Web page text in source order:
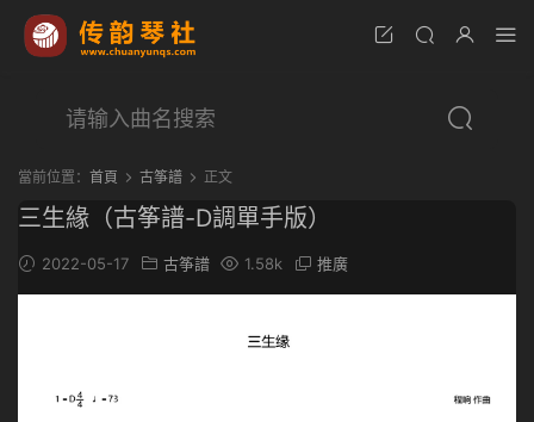
當前位置： 首頁 古筝譜 正文
三生緣（古筝譜-D調單手版）
2022-05-17 古筝譜 1.58k 推廣